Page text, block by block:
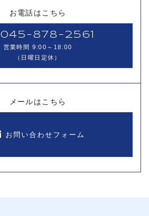
お電話はこちら
045-878-2561
営業時間 9:00～18:00
（日曜日定休）
メールはこちら
お問い合わせフォーム